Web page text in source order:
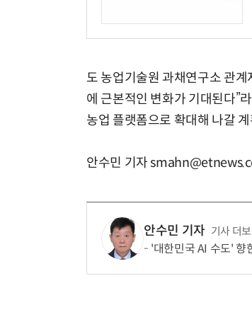
도 농업기술원 과채연구소 관
에 근본적인 변화가 기대된다”
농업 플랫폼으로 확대해 나갈
안수민 기자
안수민 기자 기사 더보
'대한민국 AI 수도' 향